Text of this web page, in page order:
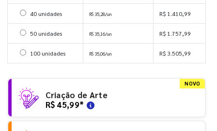
Selecionar 40 unidades
40 unidades R$ 35,28/un R$ 1.410,99
Selecionar 50 unidades
50 unidades R$ 35,16/un R$ 1.757,99
Selecionar 100 unidades
100 unidades R$ 35,06/un R$ 3.505,99
NOVO
Criação de Arte
R$ 45,99*